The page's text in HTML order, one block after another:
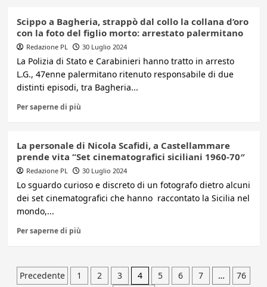
Scippo a Bagheria, strappò dal collo la collana d’oro
con la foto del figlio morto: arrestato palermitano
Redazione PL 30 Luglio 2024
La Polizia di Stato e Carabinieri hanno tratto in arresto
L.G., 47enne palermitano ritenuto responsabile di due
distinti episodi, tra Bagheria...
Per saperne di più
La personale di Nicola Scafidi, a Castellammare
prende vita “Set cinematografici siciliani 1960-70″
Redazione PL 30 Luglio 2024
Lo sguardo curioso e discreto di un fotografo dietro alcuni
dei set cinematografici che hanno raccontato la Sicilia nel
mondo,...
Per saperne di più
Paginazione
Precedente 1 2 3 4 5 6 7 …
76